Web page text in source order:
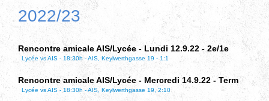
2022/23
Rencontre amicale AIS/Lycée - Lundi 12.9.22 - 2e/1e
Lycée vs AIS - 18:30h - AIS, Keylwerthgasse 19 - 1:1
Rencontre amicale AIS/Lycée - Mercredi 14.9.22 - Term
Lycée vs AIS - 18:30h - AIS, Keylwerthgasse 19, 2:10